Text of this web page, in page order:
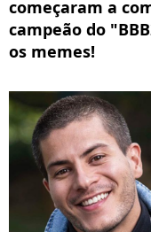
começaram a
campeão do
os memes!